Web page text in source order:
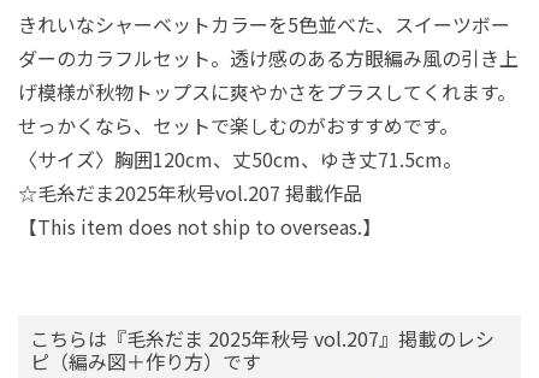
きれいなシャーベットカラーを5色並べた、スイーツボー
ダーのカラフルセット。透け感のある方眼編み風の引き上
げ模様が秋物トップスに爽やかさをプラスしてくれます。
せっかくなら、セットで楽しむのがおすすめです。
〈サイズ〉胸囲120cm、丈50cm、ゆき丈71.5cm。
☆毛糸だま2025年秋号vol.207 掲載作品
【This item does not ship to overseas.】
こちらは『毛糸だま 2025年秋号 vol.207』掲載のレシ
ピ（編み図＋作り方）です